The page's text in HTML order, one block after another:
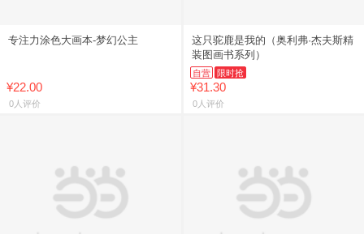
专注力涂色大画本-梦幻公主
¥22.00
0人评价
这只驼鹿是我的（奥利弗·杰夫斯精
装图画书系列）
自营 限时抢
¥31.30
0人评价